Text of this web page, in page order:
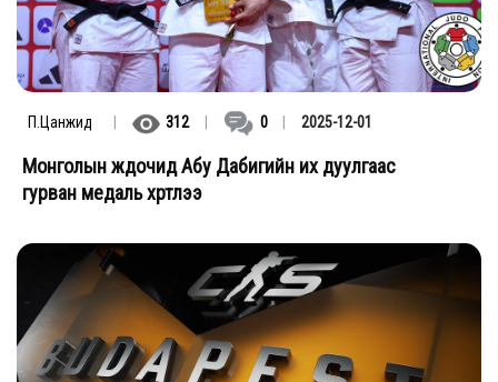
П.Цанжид 312 0 2025-12-01
Монголын жүдочид Абу Дабигийн их дуулгаас
гурван медаль хүртлээ